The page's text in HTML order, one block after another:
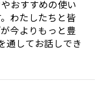
おすすめの使い
わたしたちと皆
今よりもっと豊
通してお話しでき